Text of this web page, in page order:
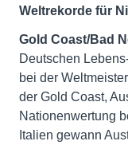
Weltrekorde für
Gold Coast/Bad
Deutschen
bei der
der Gold Coast,
Nationenwertung
Italien gewann